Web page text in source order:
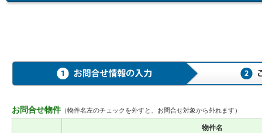
お問合せ物件 （物件名左のチェックを外すと、お問合せ対象から外れます）
物件名